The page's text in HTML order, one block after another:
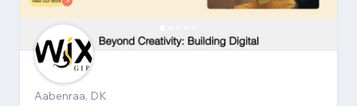
Aabenraa, DK